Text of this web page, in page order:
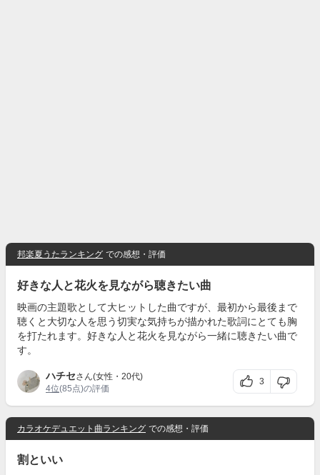
邦楽夏うたランキング での感想・評価
好きな人と花火を見ながら聴きたい曲
映画の主題歌として大ヒットした曲ですが、最初から最後まで
聴くと大切な人を思う切実な気持ちが描かれた歌詞にとても胸
を打たれます。好きな人と花火を見ながら一緒に聴きたい曲で
す。
ハチセさん(女性・20代)
4位(85点)の評価
3
カラオケデュエット曲ランキング での感想・評価
割といい